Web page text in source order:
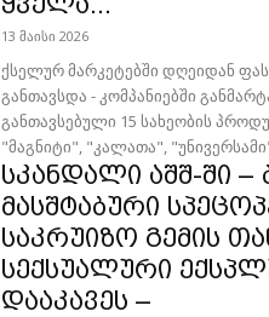
13 მაისი 2026
ქსელურ მარკეტებში დღეიდან
განთავსდა - კომპანიებში
განთავსებული 15 სახეობის
"მაგნიტი", "კალათა",
სკანდალი აშშ-ში
მასშტაბური
საკრუიზო გემის
სექსუალური
დააკავეს –